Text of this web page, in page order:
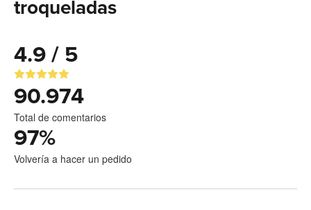
troqueladas
4.9 / 5
90.974
Total de comentarios
97%
Volvería a hacer un pedido